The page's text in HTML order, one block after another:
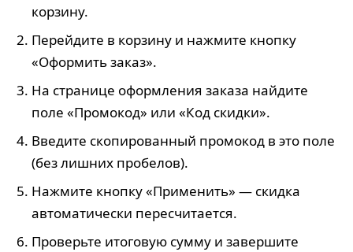
корзину.
Перейдите в корзину и нажмите кнопку
«Оформить заказ».
На странице оформления заказа найдите
поле «Промокод» или «Код скидки».
Введите скопированный промокод в это поле
(без лишних пробелов).
Нажмите кнопку «Применить» — скидка
автоматически пересчитается.
Проверьте итоговую сумму и завершите